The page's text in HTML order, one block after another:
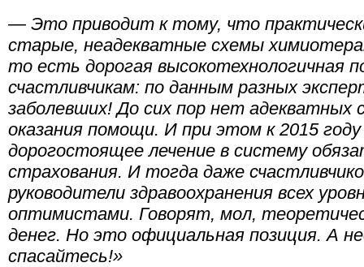
— Это приводит к тому, что
старые, неадекватные схемы
то есть дорогая высокотехнологичная
счастливчикам: по данным разных
заболевших! До сих пор нет адекватных
оказания помощи. И при этом к 2015
дорогостоящее лечение в систему
страхования. И тогда даже
руководители здравоохранения всех
оптимистами. Говорят, мол,
денег. Но это официальная позиция. А
спасайтесь!»